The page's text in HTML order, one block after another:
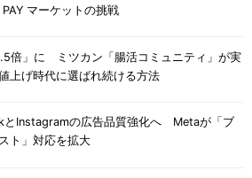
マーケットの挑戦
倍」に ミツカン「腸活コミュニティ」が実
上げ時代に選ばれ続ける方法
とInstagramの広告品質強化へ Metaが「ブ
ト」対応を拡大